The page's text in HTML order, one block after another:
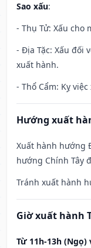
Sao xấu:
- Thụ Tử: Xấu cho
- Địa Tặc: Xấu đối
xuất hành.
- Thổ Cẩm: Kỵ
Hướng xuất
Xuất hành hướng
hướng Chính Tây
Tránh xuất hành
Giờ xuất hành
Từ 11h-13h (Ngọ)